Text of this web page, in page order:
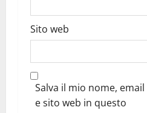
Sito web
Salva il mio nome, email
e sito web in questo